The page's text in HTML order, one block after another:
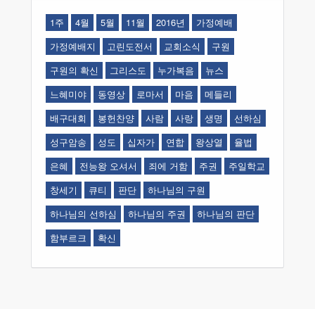
1주 4월 5월 11월 2016년
가정예배
가정예배지
고린도전서 교회소식
구원
구원의 확신
그리스도 누가복음
뉴스
느혜미야
동영상 로마서 마음
메들리
배구대회
봉헌찬양 사람 사랑 생명
선하심
성구암송
성도 십자가 연합 왕상열
율법
은혜
전능왕 오셔서 죄에 거함 주권
주일학교
창세기
큐티 판단
하나님의 구원
하나님의 선하심
하나님의 주권
하나님의 판단
함부르크
확신